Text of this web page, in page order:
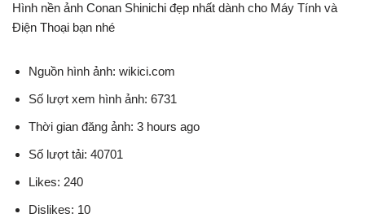
Hình nền ảnh Conan Shinichi đẹp nhất dành cho Máy Tính và
Điện Thoại bạn nhé
Nguồn hình ảnh: wikici.com
Số lượt xem hình ảnh: 6731
Thời gian đăng ảnh: 3 hours ago
Số lượt tải: 40701
Likes: 240
Dislikes: 10